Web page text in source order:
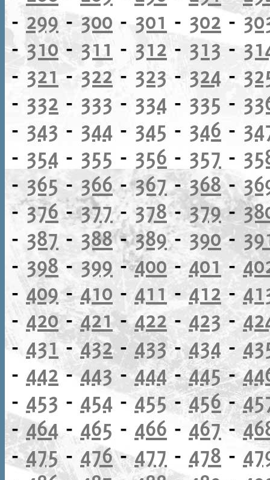
- 299 -300 - 301 - 302 -
-310- 311 - 312- 313 -
- 321 - 322 - 323 - 324 -
- 332 - 333 - 334 - 335 -
- 343 - 344 - 345 - 346 -
- 354 - 355 - 356 - 357 -
- 365 - 366-367-368-
-376-377-378- 379-
- 387 - 388-389- 390-
- 398 - 399 -400-401 -
-409-410 - 411-412 -
- 420-421-422 - 423 -
- 431-432-433-434-
- 442 -443 -444-445-
- 453 - 454 -455-456-
- 464 - 465 - 466 - 467-
-475- 476-477 - 478 -